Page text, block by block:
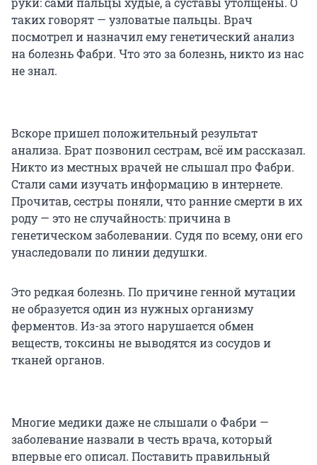
таких говорят — узловатые пальцы. Врач
посмотрел и назначил ему генетический анализ
на болезнь Фабри. Что это за болезнь, никто из нас
не знал.
Вскоре пришел положительный результат
анализа. Брат позвонил сестрам, всё им рассказал.
Никто из местных врачей не слышал про Фабри.
Стали сами изучать информацию в интернете.
Прочитав, сестры поняли, что ранние смерти в их
роду — это не случайность: причина в
генетическом заболевании. Судя по всему, они его
унаследовали по линии дедушки.
Это редкая болезнь. По причине генной мутации
не образуется один из нужных организму
ферментов. Из-за этого нарушается обмен
веществ, токсины не выводятся из сосудов и
тканей органов.
Многие медики даже не слышали о Фабри —
заболевание назвали в честь врача, который
впервые его описал. Поставить правильный